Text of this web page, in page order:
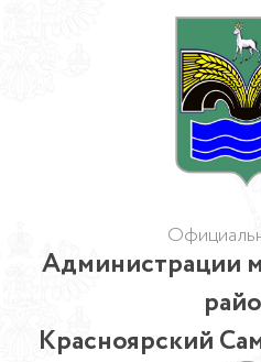
Администрации
Красноярский